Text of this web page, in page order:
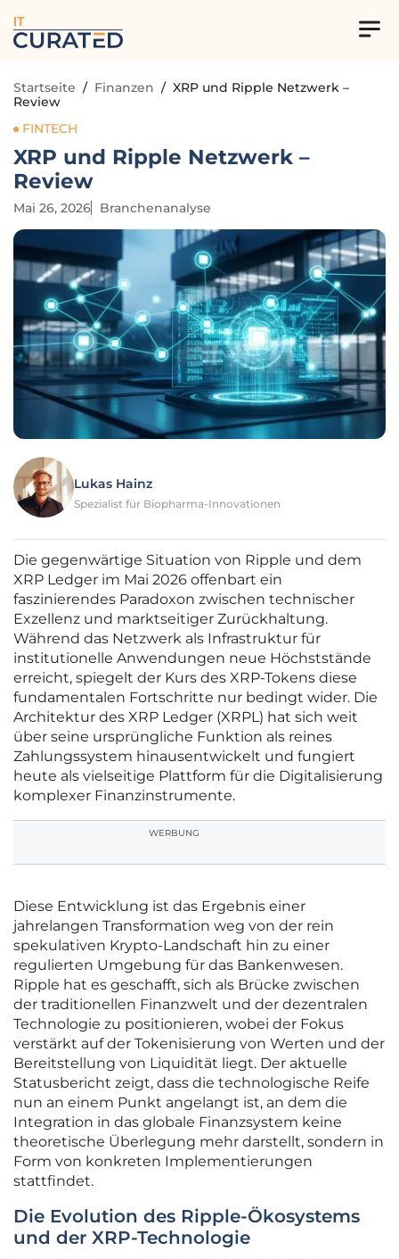
IT
Startseite / Finanzen / XRP und Ripple Netzwerk –
Review
FINTECH
XRP und Ripple Netzwerk –
Review
Mai 26, 2026 Branchenanalyse
Lukas Hainz
Spezialist für Biopharma-Innovationen
Die gegenwärtige Situation von Ripple und dem
XRP Ledger im Mai 2026 offenbart ein
faszinierendes Paradoxon zwischen technischer
Exzellenz und marktseitiger Zurückhaltung.
Während das Netzwerk als Infrastruktur für
institutionelle Anwendungen neue Höchststände
erreicht, spiegelt der Kurs des XRP-Tokens diese
fundamentalen Fortschritte nur bedingt wider. Die
Architektur des XRP Ledger (XRPL) hat sich weit
über seine ursprüngliche Funktion als reines
Zahlungssystem hinausentwickelt und fungiert
heute als vielseitige Plattform für die Digitalisierung
komplexer Finanzinstrumente.
WERBUNG
Diese Entwicklung ist das Ergebnis einer
jahrelangen Transformation weg von der rein
spekulativen Krypto-Landschaft hin zu einer
regulierten Umgebung für das Bankenwesen.
Ripple hat es geschafft, sich als Brücke zwischen
der traditionellen Finanzwelt und der dezentralen
Technologie zu positionieren, wobei der Fokus
verstärkt auf der Tokenisierung von Werten und der
Bereitstellung von Liquidität liegt. Der aktuelle
Statusbericht zeigt, dass die technologische Reife
nun an einem Punkt angelangt ist, an dem die
Integration in das globale Finanzsystem keine
theoretische Überlegung mehr darstellt, sondern in
Form von konkreten Implementierungen
stattfindet.
Die Evolution des Ripple-Ökosystems
und der XRP-Technologie